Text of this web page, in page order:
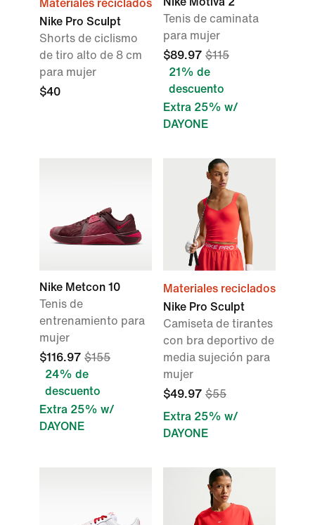
Materiales reciclados
Nike Pro Sculpt
Shorts de ciclismo
de tiro alto de 8 cm
para mujer
$40
Tenis de caminata
para mujer
$89.97 $115
21% de
descuento
Extra 25% w/
DAYONE
Nike Metcon 10
Tenis de
entrenamiento para
mujer
$116.97 $155
24% de
descuento
Extra 25% w/
DAYONE
Materiales reciclados
Nike Pro Sculpt
Camiseta de tirantes
con bra deportivo de
media sujeción para
mujer
$49.97 $55
Extra 25% w/
DAYONE